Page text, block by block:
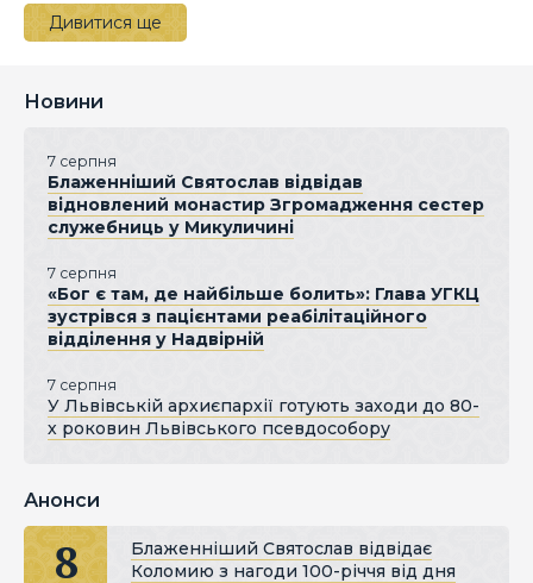
Дивитися ще
Новини
7 серпня
Блаженніший Святослав відвідав
відновлений монастир Згромадження сестер
служебниць у Микуличині
7 серпня
«Бог є там, де найбільше болить»: Глава УГКЦ
зустрівся з пацієнтами реабілітаційного
відділення у Надвірній
7 серпня
У Львівській архиєпархії готують заходи до 80-
х роковин Львівського псевдособору
Анонси
8
Блаженніший Святослав відвідає
Коломию з нагоди 100-річчя від дня